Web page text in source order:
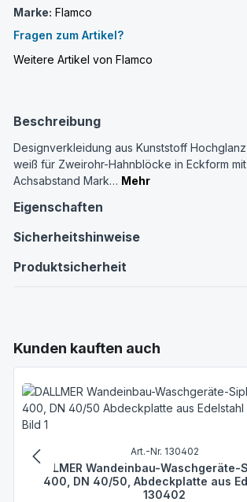
Marke: Flamco
Fragen zum Artikel?
Weitere Artikel von Flamco
Beschreibung
Designverkleidung aus Kunststoff
weiß für Zweirohr-Hahnblöcke in Eckform mit
Achsabstand Mark… Mehr
Eigenschaften
Sicherheitshinweise
Produktsicherheit
Produktgalerie überspringen
Kunden kauften auch
Art.-Nr. 130402
DALLMER Wandeinbau-Waschgeräte-
400, DN 40/50, Abdeckplatte aus
130402